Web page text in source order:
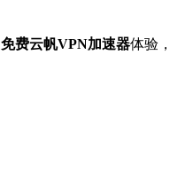
免费云帆VPN加速器体验，